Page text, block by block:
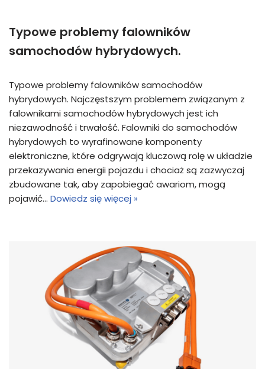
Typowe problemy falowników
samochodów hybrydowych.
Typowe problemy falowników samochodów
hybrydowych. Najczęstszym problemem związanym z
falownikami samochodów hybrydowych jest ich
niezawodność i trwałość. Falowniki do samochodów
hybrydowych to wyrafinowane komponenty
elektroniczne, które odgrywają kluczową rolę w układzie
przekazywania energii pojazdu i chociaż są zazwyczaj
zbudowane tak, aby zapobiegać awariom, mogą
pojawić… Dowiedz się więcej »